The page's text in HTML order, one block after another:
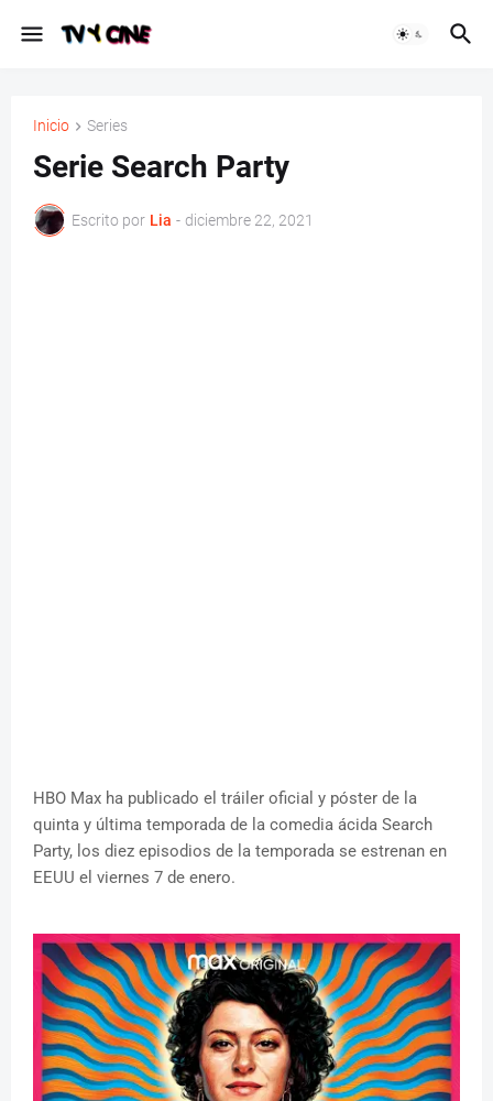
Inicio Series
Serie Search Party
Escrito por Lia - diciembre 22, 2021
HBO Max ha publicado el tráiler oficial y póster de la
quinta y última temporada de la comedia ácida Search
Party, los diez episodios de la temporada se estrenan en
EEUU el viernes 7 de enero.